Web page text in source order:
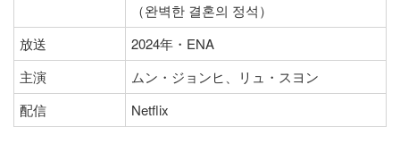
（완벽한 결혼의 정석）
放送
2024年・ENA
主演
ムン・ジョンヒ、リュ・スヨン
配信
Netflix